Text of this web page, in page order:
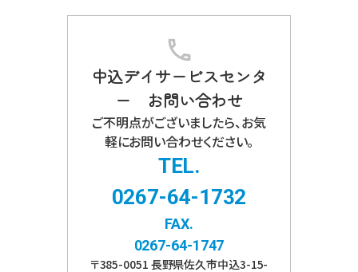
中込デイサービスセンタ
ー お問い合わせ
ご不明点がございましたら、お気
軽にお問い合わせください。
TEL.
0267-64-1732
FAX.
0267-64-1747
〒385-0051 長野県佐久市中込3-15-